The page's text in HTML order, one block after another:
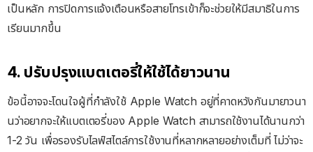
เป็นหลัก การปิดการแจ้งเตือนหรือสายโทรเข้าก็จะช่วยให้มีสมาธิในการ
เรียนมากขึ้น
4. ปรับปรุงแบตเตอรี่ให้ใช้ได้ยาวนาน
ข้อนี้อาจจะโดนใจผู้ที่กำลังใช้ Apple Watch อยู่ที่คาดหวังกันมายาวนา
นว่าอยากจะให้แบตเตอรี่ของ Apple Watch สามารถใช้งานได้นานกว่า
1-2 วัน เพื่อรองรับไลฟ์สไตล์การใช้งานที่หลากหลายอย่างเต็มที่ ไม่ว่าจะ